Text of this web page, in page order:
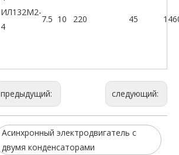
ИЛ132М2-
4
7.5 10 220 45
предыдущий: следующий:
Асинхронный электродвигатель с
двумя конденсаторами